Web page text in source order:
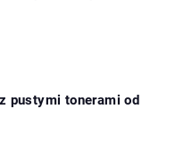
pustymi tonerami od